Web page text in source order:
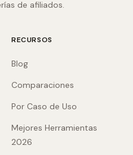
de afiliados.
RECURSOS
Blog
Comparaciones
Por Caso de Uso
Mejores Herramientas
2026